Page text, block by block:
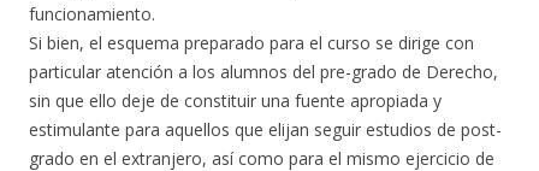
funcionamiento.
Si bien, el esquema preparado para el curso se dirige con
particular atención a los alumnos del pre-grado de Derecho,
sin que ello deje de constituir una fuente apropiada y
estimulante para aquellos que elijan seguir estudios de post-
grado en el extranjero, así como para el mismo ejercicio de